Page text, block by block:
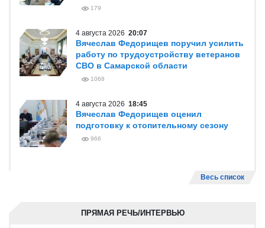
179
4 августа 2026 20:07
Вячеслав Федорищев поручил усилить
работу по трудоустройству ветеранов
СВО в Самарской области
1068
4 августа 2026 18:45
Вячеслав Федорищев оценил
подготовку к отопительному сезону
966
Весь список
ПРЯМАЯ РЕЧЬ/ИНТЕРВЬЮ